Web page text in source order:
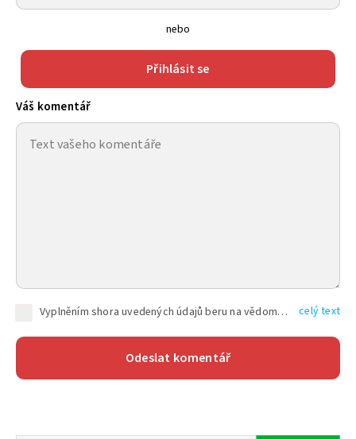
nebo
Přihlásit se
Váš komentář
Vyplněním shora uvedených údajů beru na vědomí, že společnost TEXT FACTORY s.r.o., sídlem Brno, Durďákova 336/29, Černá Pole, PSČ: 613 00, IČ: 06157831, zapsané u Krajského soudu v Brně, oddíl C, vložka 100399, bude zpracovávat mé osobní údaje uvedené v rámci mnou vyplněného registračního formuláře na základě oprávněných zájmů TEXT FACTORY s.r.o. dle čl. 6 odst. 1 písm. f) GDPR a pro splnění právních povinností (čl. 6 odst. 1 písm. c) GDPR), a to pro tyto účely: nezbytnost zajistit oprávnění návštěvníka webových stránek provozovaných společností TEXT FACTORY s.r.o. přispívat aktivně ke zveřejněným článkům nebo v rámci diskusních fór a výkon práv TEXT FACTORY s.r.o. jako administrátora těchto diskusních fór. Více informací o zpracování osobních údajů a právech lze nalézt v celý text